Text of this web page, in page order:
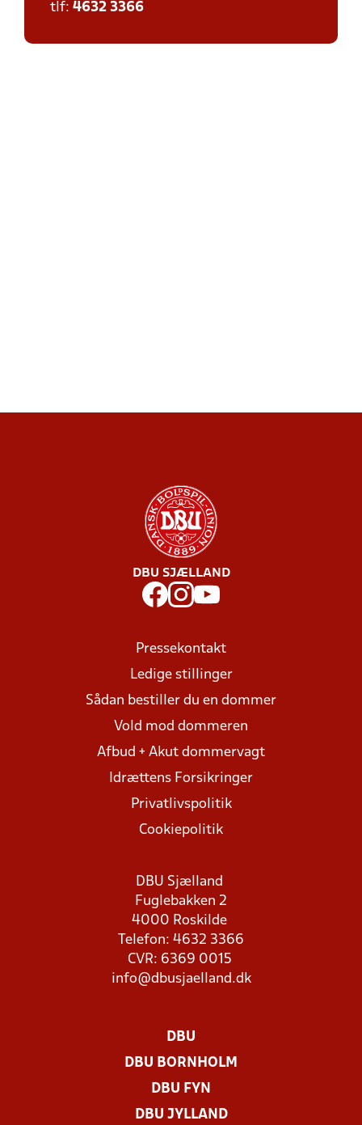
tlf: 4632 3366
DBU SJÆLLAND
Pressekontakt
Ledige stillinger
Sådan bestiller du en dommer
Vold mod dommeren
Afbud + Akut dommervagt
Idrættens Forsikringer
Privatlivspolitik
Cookiepolitik
DBU Sjælland
Fuglebakken 2
4000 Roskilde
Telefon: 4632 3366
CVR: 6369 0015
info@dbusjaelland.dk
DBU
DBU BORNHOLM
DBU FYN
DBU JYLLAND